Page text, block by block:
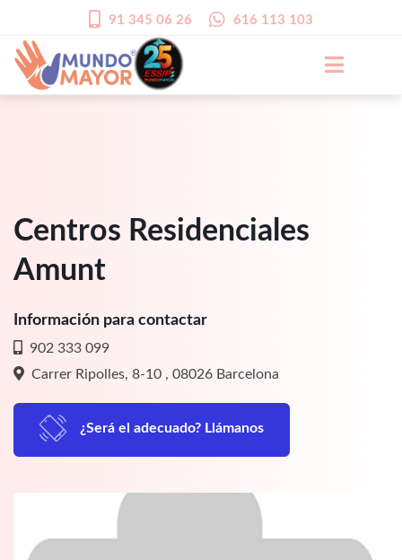
91 345 06 26 616 113 103
Centros Residenciales
Amunt
Información para contactar
902 333 099
Carrer Ripolles, 8-10 , 08026 Barcelona
¿Será el adecuado? Llámanos